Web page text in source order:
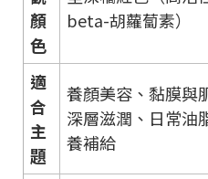
顏
色
beta-胡蘿蔔素）
適
合
主
題
養顏美容、黏膜與
深層滋潤、日常油
養補給